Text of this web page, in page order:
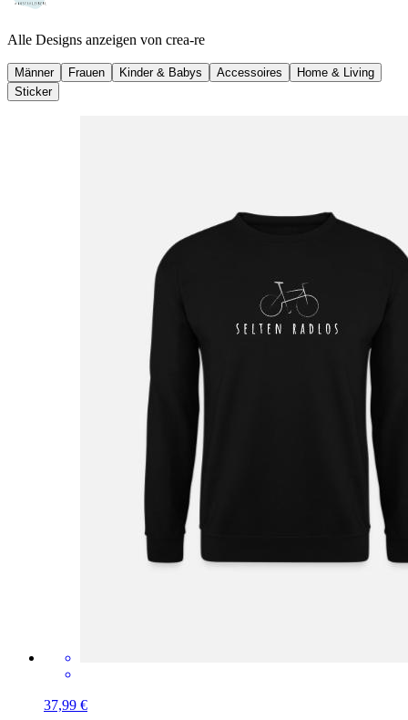
Alle Designs anzeigen von crea-re
Männer Frauen Kinder & Babys Accessoires
Home & Living
Sticker
37,99 €